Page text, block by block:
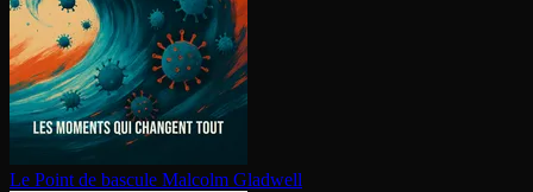
Le Point de bascule Malcolm Gladwell